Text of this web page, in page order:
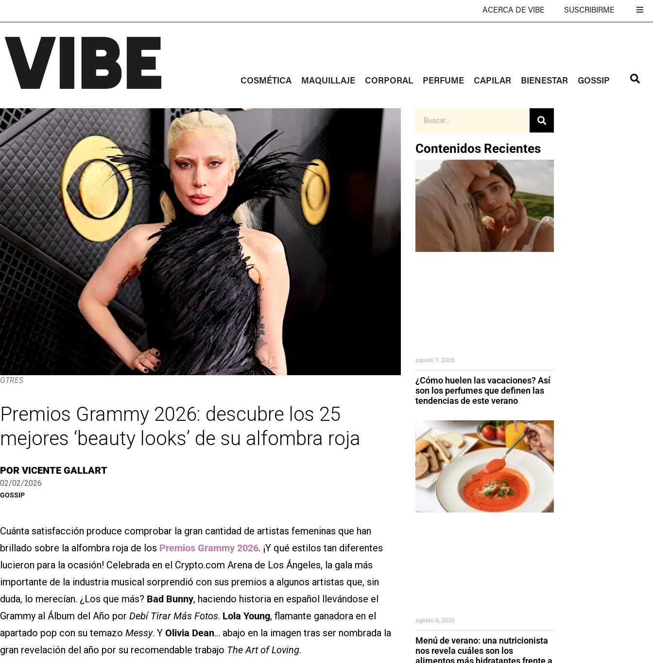
ACERCA DE VIBE SUSCRIBIRME
COSMÉTICA MAQUILLAJE CORPORAL PERFUME CAPILAR BIENESTAR GOSSIP
GTRES
Premios Grammy 2026: descubre los 25
mejores ‘beauty looks’ de su alfombra roja
POR VICENTE GALLART
02/02/2026
GOSSIP
Cuánta satisfacción produce comprobar la gran cantidad de artistas femeninas que han
brillado sobre la alfombra roja de los Premios Grammy 2026. ¡Y qué estilos tan diferentes
lucieron para la ocasión! Celebrada en el Crypto.com Arena de Los Ángeles, la gala más
importante de la industria musical sorprendió con sus premios a algunos artistas que, sin
duda, lo merecían. ¿Los que más? Bad Bunny, haciendo historia en español llevándose el
Grammy al Álbum del Año por Debí Tirar Más Fotos. Lola Young, flamante ganadora en el
apartado pop con su temazo Messy. Y Olivia Dean… abajo en la imagen tras ser nombrada la
gran revelación del año por su recomendable trabajo The Art of Loving.
Contenidos Recientes
¿Cómo huelen las vacaciones? Así
son los perfumes que definen las
tendencias de este verano
agosto 7, 2026
Menú de verano: una nutricionista
nos revela cuáles son los
alimentos más hidratantes frente a
agosto 6, 2026